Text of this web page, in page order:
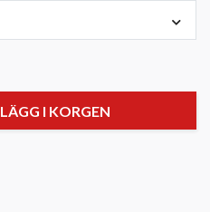
LÄGG I KORGEN